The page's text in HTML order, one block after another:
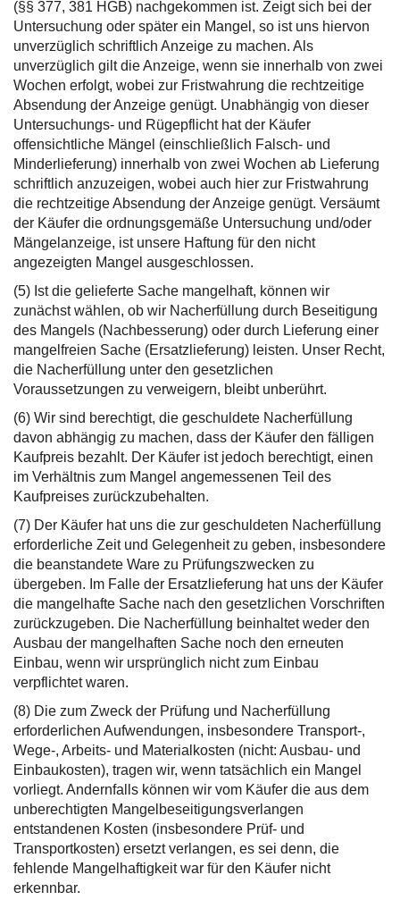
(§§ 377, 381 HGB) nachgekommen ist. Zeigt sich bei der
Untersuchung oder später ein Mangel, so ist uns hiervon
unverzüglich schriftlich Anzeige zu machen. Als
unverzüglich gilt die Anzeige, wenn sie innerhalb von zwei
Wochen erfolgt, wobei zur Fristwahrung die rechtzeitige
Absendung der Anzeige genügt. Unabhängig von dieser
Untersuchungs- und Rügepflicht hat der Käufer
offensichtliche Mängel (einschließlich Falsch- und
Minderlieferung) innerhalb von zwei Wochen ab Lieferung
schriftlich anzuzeigen, wobei auch hier zur Fristwahrung
die rechtzeitige Absendung der Anzeige genügt. Versäumt
der Käufer die ordnungsgemäße Untersuchung und/oder
Mängelanzeige, ist unsere Haftung für den nicht
angezeigten Mangel ausgeschlossen.
(5) Ist die gelieferte Sache mangelhaft, können wir
zunächst wählen, ob wir Nacherfüllung durch Beseitigung
des Mangels (Nachbesserung) oder durch Lieferung einer
mangelfreien Sache (Ersatzlieferung) leisten. Unser Recht,
die Nacherfüllung unter den gesetzlichen
Voraussetzungen zu verweigern, bleibt unberührt.
(6) Wir sind berechtigt, die geschuldete Nacherfüllung
davon abhängig zu machen, dass der Käufer den fälligen
Kaufpreis bezahlt. Der Käufer ist jedoch berechtigt, einen
im Verhältnis zum Mangel angemessenen Teil des
Kaufpreises zurückzubehalten.
(7) Der Käufer hat uns die zur geschuldeten Nacherfüllung
erforderliche Zeit und Gelegenheit zu geben, insbesondere
die beanstandete Ware zu Prüfungszwecken zu
übergeben. Im Falle der Ersatzlieferung hat uns der Käufer
die mangelhafte Sache nach den gesetzlichen Vorschriften
zurückzugeben. Die Nacherfüllung beinhaltet weder den
Ausbau der mangelhaften Sache noch den erneuten
Einbau, wenn wir ursprünglich nicht zum Einbau
verpflichtet waren.
(8) Die zum Zweck der Prüfung und Nacherfüllung
erforderlichen Aufwendungen, insbesondere Transport-,
Wege-, Arbeits- und Materialkosten (nicht: Ausbau- und
Einbaukosten), tragen wir, wenn tatsächlich ein Mangel
vorliegt. Andernfalls können wir vom Käufer die aus dem
unberechtigten Mangelbeseitigungsverlangen
entstandenen Kosten (insbesondere Prüf- und
Transportkosten) ersetzt verlangen, es sei denn, die
fehlende Mangelhaftigkeit war für den Käufer nicht
erkennbar.